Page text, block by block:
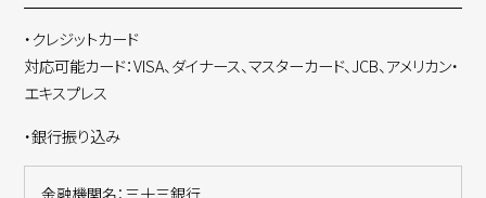
・クレジットカード
対応可能カード：VISA、ダイナース、マスターカード、JCB、アメリカン・
エキスプレス
・銀行振り込み
金融機関名：三十三銀行